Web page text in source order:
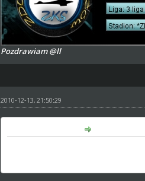
Pozdrawiam @ll
2010-12-13, 21:50:29